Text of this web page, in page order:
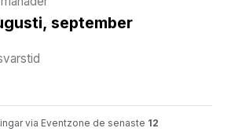
september
via Eventzone de senaste 12